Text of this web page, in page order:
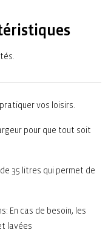
vos loisirs.
pour que tout soit
de 35 litres qui permet de
En cas de besoin, les
lavées